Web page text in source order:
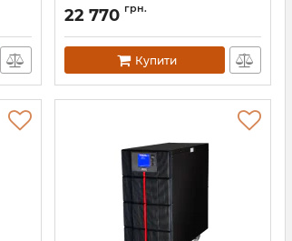
Артикул: 00230033
22 770 грн.
Купити